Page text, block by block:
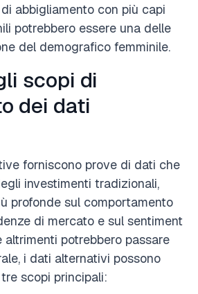
abbigliamento con più capi
potrebbero essere una delle
del demografico femminile.
scopi di
dei dati
forniscono prove di dati che
investimenti tradizionali,
profonde sul comportamento
di mercato e sul sentiment
potrebbero passare
i dati alternativi possono
scopi principali: